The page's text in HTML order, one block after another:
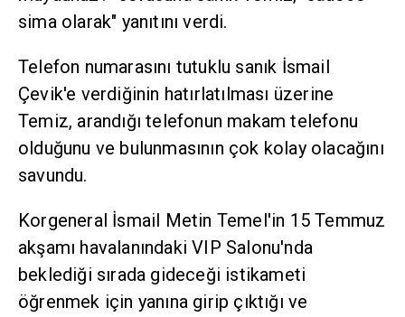
sima olarak" yanıtını verdi.
Telefon numarasını tutuklu sanık İsmail
Çevik'e verdiğinin hatırlatılması üzerine
Temiz, arandığı telefonun makam telefonu
olduğunu ve bulunmasının çok kolay olacağını
savundu.
Korgeneral İsmail Metin Temel'in 15 Temmuz
akşamı havalanındaki VIP Salonu'nda
beklediği sırada gideceği istikameti
öğrenmek için yanına girip çıktığı ve